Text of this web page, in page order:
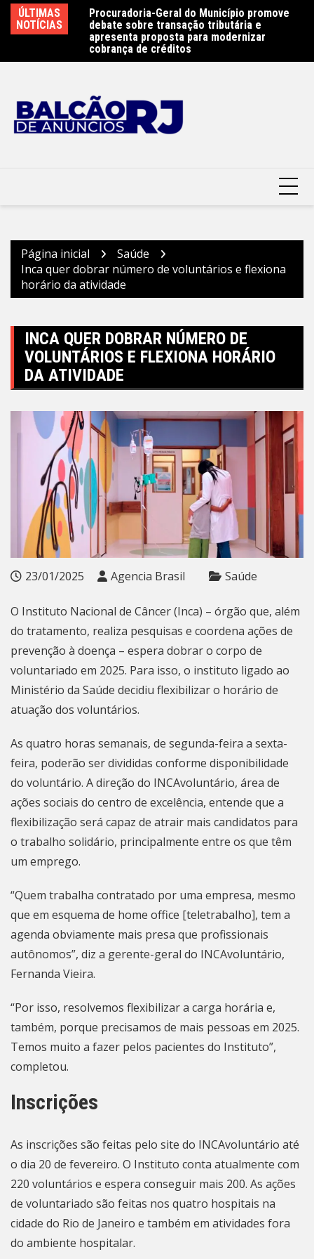
para
ÚLTIMAS
NOTÍCIAS
450 atletas na
sábado (8) –
Procuradoria-Geral do Município promove
debate sobre transação tributária e
apresenta proposta para modernizar
cobrança de créditos
Página inicial
Saúde
Inca quer dobrar número de voluntários e flexiona
horário da atividade
INCA QUER DOBRAR NÚMERO DE
VOLUNTÁRIOS E FLEXIONA HORÁRIO
DA ATIVIDADE
23/01/2025 Agencia Brasil Saúde
O Instituto Nacional de Câncer (Inca) – órgão que, além
do tratamento, realiza pesquisas e coordena ações de
prevenção à doença – espera dobrar o corpo de
voluntariado em 2025. Para isso, o instituto ligado ao
Ministério da Saúde decidiu flexibilizar o horário de
atuação dos voluntários.
As quatro horas semanais, de segunda-feira a sexta-
feira, poderão ser divididas conforme disponibilidade
do voluntário. A direção do INCAvoluntário, área de
ações sociais do centro de excelência, entende que a
flexibilização será capaz de atrair mais candidatos para
o trabalho solidário, principalmente entre os que têm
um emprego.
“Quem trabalha contratado por uma empresa, mesmo
que em esquema de home office [teletrabalho], tem a
agenda obviamente mais presa que profissionais
autônomos”, diz a gerente-geral do INCAvoluntário,
Fernanda Vieira.
“Por isso, resolvemos flexibilizar a carga horária e,
também, porque precisamos de mais pessoas em 2025.
Temos muito a fazer pelos pacientes do Instituto”,
completou.
Inscrições
As inscrições são feitas pelo site do INCAvoluntário até
o dia 20 de fevereiro. O Instituto conta atualmente com
220 voluntários e espera conseguir mais 200. As ações
de voluntariado são feitas nos quatro hospitais na
cidade do Rio de Janeiro e também em atividades fora
do ambiente hospitalar.